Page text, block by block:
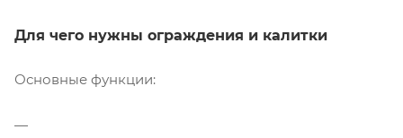
Для чего нужны ограждения и калитки
Основные функции: